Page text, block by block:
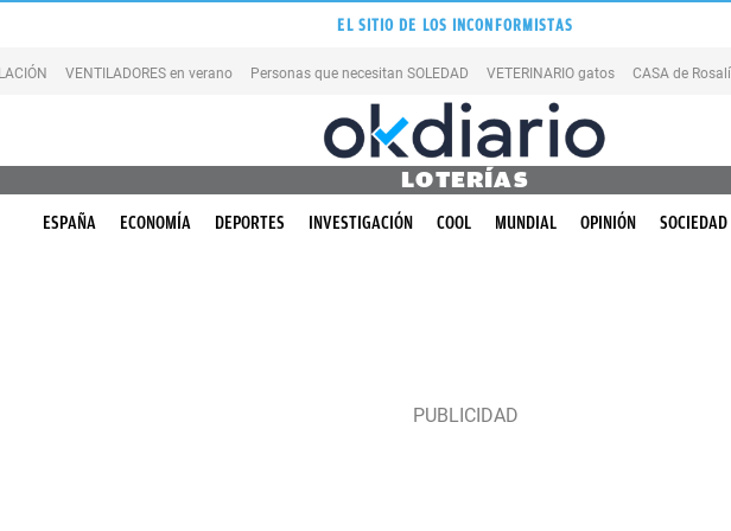
EL SITIO DE LOS INCONFORMISTAS
VENTILADORES en verano Personas que necesitan SOLEDAD VETERINARIO gatos CASA de
LOTERÍAS
ESPAÑA ECONOMÍA DEPORTES INVESTIGACIÓN COOL MUNDIAL OPINIÓN SOCIEDAD